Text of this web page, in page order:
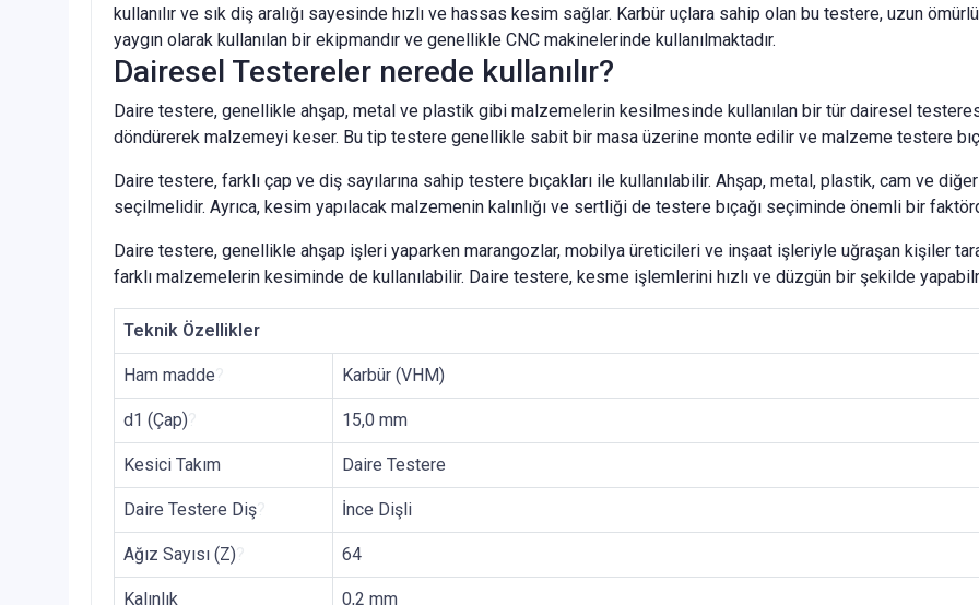
kullanılır ve sık diş aralığı sayesinde hızlı ve hassas kesim sağlar. Karbür uçlara sahip olan bu testere, uzun
yaygın olarak kullanılan bir ekipmandır ve genellikle CNC makinelerinde kullanılmaktadır.
Dairesel Testereler nerede kullanılır?
Daire testere, genellikle ahşap, metal ve plastik gibi malzemelerin kesilmesinde kullanılan bir tür dairesel
döndürerek malzemeyi keser. Bu tip testere genellikle sabit bir masa üzerine monte edilir ve malzeme testere
Daire testere, farklı çap ve diş sayılarına sahip testere bıçakları ile kullanılabilir. Ahşap, metal, plastik, cam ve
seçilmelidir. Ayrıca, kesim yapılacak malzemenin kalınlığı ve sertliği de testere bıçağı seçiminde önemli bir
Daire testere, genellikle ahşap işleri yaparken marangozlar, mobilya üreticileri ve inşaat işleriyle uğraşan kişiler
farklı malzemelerin kesiminde de kullanılabilir. Daire testere, kesme işlemlerini hızlı ve düzgün bir şekilde
Teknik Özellikler
Ham madde Karbür (VHM)
d1 (Çap) 15,0 mm
Kesici Takım Daire Testere
Daire Testere Diş İnce Dişli
Ağız Sayısı (Z) 64
Kalınlık 0,2 mm